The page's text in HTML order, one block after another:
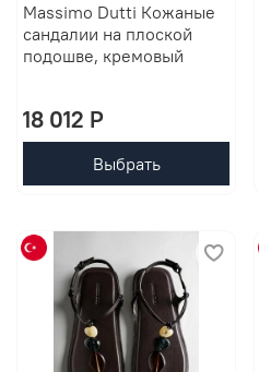
Massimo Dutti Кожаные
сандалии на плоской
подошве, кремовый
18 012 P
Выбрать